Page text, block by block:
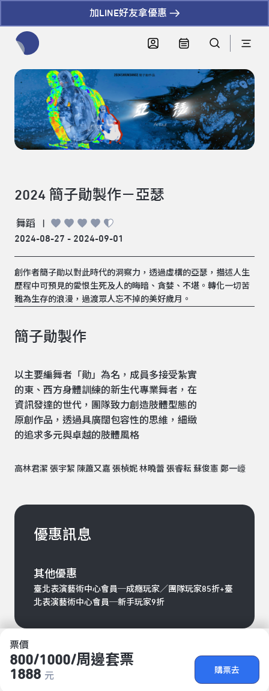
加LINE好友拿優惠
票價
800/​1000/​周邊套票
1888 元
購票去
2024 簡子勛製作－亞瑟
舞蹈
|
2024-08-27 - 2024-09-01
創作者簡子勛以對此時代的洞察力，透過虛構的亞瑟，描述人生
歷程中可預見的愛恨生死及人的晦暗、貪婪、不堪。轉化一切苦
難為生存的浪漫，過渡眾人忘不掉的美好歲月。
簡子勛製作
以主要編舞者「勛」為名，成員多接受紮實
的東、西方身體訓練的新生代專業舞者，在
資訊發達的世代，團隊致力創造肢體型態的
原創作品，透過具廣闊包容性的思維，細緻
的追求多元與卓越的肢體風格
高林君潔 張宇絜 陳蕭又嘉 張楨妮 林曉蕾 張睿耘 蘇俊憲 鄭一㠙
優惠訊息
其他優惠
臺北表演藝術中心會員─成癮玩家／團隊玩家85折+臺
北表演藝術中心會員─新手玩家9折